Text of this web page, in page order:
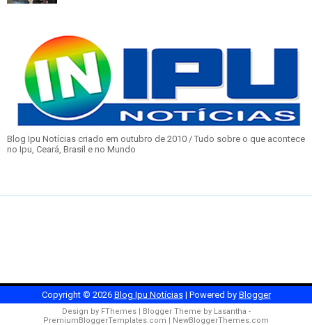
Blog Ipu Notícias criado em outubro de 2010 / Tudo sobre o que acontece
no Ipu, Ceará, Brasil e no Mundo
Copyright © 2026 Blog Ipu Notícias| Powered by Blogger
Design by FThemes| Blogger Theme by Lasantha -
PremiumBloggerTemplates.com
NewBloggerThemes.com